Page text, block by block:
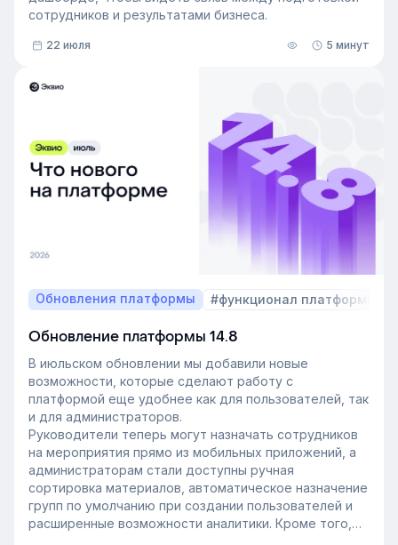
сотрудников и результатами бизнеса.
22 июля 5 минут
Обновления платформы #функционал платформы
Обновление платформы 14.8
В июльском обновлении мы добавили новые
возможности, которые сделают работу с
платформой еще удобнее как для пользователей, так
и для администраторов.
Руководители теперь могут назначать сотрудников
на мероприятия прямо из мобильных приложений, а
администраторам стали доступны ручная
сортировка материалов, автоматическое назначение
групп по умолчанию при создании пользователей и
расширенные возможности аналитики. Кроме того,